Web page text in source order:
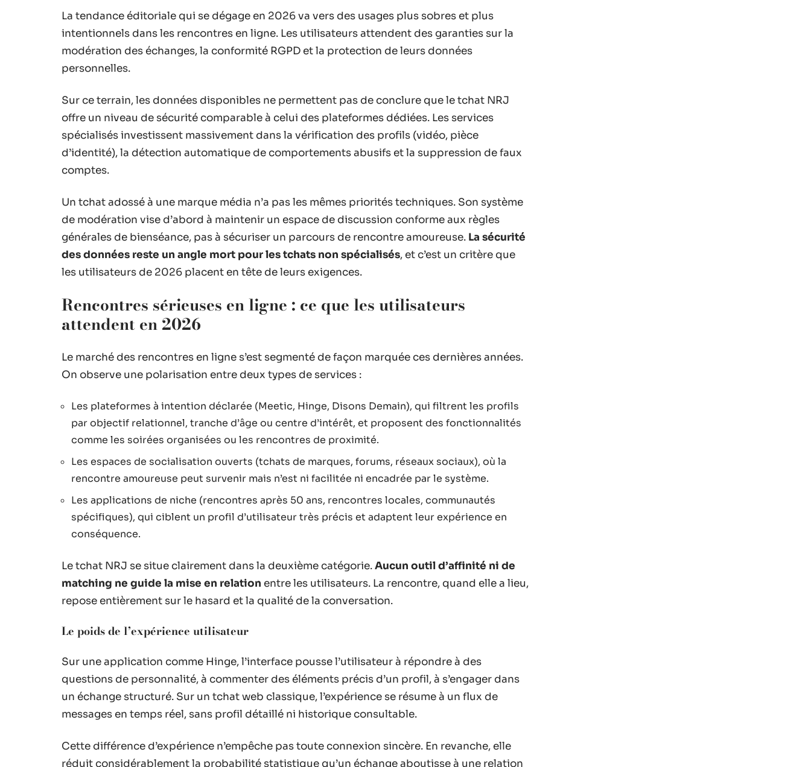
La tendance éditoriale qui se dégage en 2026 va vers des usages plus sobres et plus
intentionnels dans les rencontres en ligne. Les utilisateurs attendent des garanties sur la
modération des échanges, la conformité RGPD et la protection de leurs données
personnelles.
Sur ce terrain, les données disponibles ne permettent pas de conclure que le tchat NRJ
offre un niveau de sécurité comparable à celui des plateformes dédiées. Les services
spécialisés investissent massivement dans la vérification des profils (vidéo, pièce
d’identité), la détection automatique de comportements abusifs et la suppression de faux
comptes.
Un tchat adossé à une marque média n’a pas les mêmes priorités techniques. Son système
de modération vise d’abord à maintenir un espace de discussion conforme aux règles
générales de bienséance, pas à sécuriser un parcours de rencontre amoureuse. La sécurité
des données reste un angle mort pour les tchats non spécialisés, et c’est un critère que
les utilisateurs de 2026 placent en tête de leurs exigences.
Rencontres sérieuses en ligne : ce que les utilisateurs
attendent en 2026
Le marché des rencontres en ligne s’est segmenté de façon marquée ces dernières années.
On observe une polarisation entre deux types de services :
Les plateformes à intention déclarée (Meetic, Hinge, Disons Demain), qui filtrent les profils
par objectif relationnel, tranche d’âge ou centre d’intérêt, et proposent des fonctionnalités
comme les soirées organisées ou les rencontres de proximité.
Les espaces de socialisation ouverts (tchats de marques, forums, réseaux sociaux), où la
rencontre amoureuse peut survenir mais n’est ni facilitée ni encadrée par le système.
Les applications de niche (rencontres après 50 ans, rencontres locales, communautés
spécifiques), qui ciblent un profil d’utilisateur très précis et adaptent leur expérience en
conséquence.
Le tchat NRJ se situe clairement dans la deuxième catégorie.Aucun outil d’affinité ni de
matching ne guide la mise en relation entre les utilisateurs. La rencontre, quand elle a lieu,
repose entièrement sur le hasard et la qualité de la conversation.
Le poids de l’expérience utilisateur
Sur une application comme Hinge, l’interface pousse l’utilisateur à répondre à des
questions de personnalité, à commenter des éléments précis d’un profil, à s’engager dans
un échange structuré. Sur un tchat web classique, l’expérience se résume à un flux de
messages en temps réel, sans profil détaillé ni historique consultable.
Cette différence d’expérience n’empêche pas toute connexion sincère. En revanche, elle
réduit considérablement la probabilité statistique qu’un échange aboutisse à une relation